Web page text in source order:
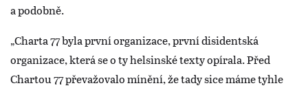
a podobně.
„Charta 77 byla první organizace, první disidentská
organizace, která se o ty helsinské texty opírala. Před
Chartou 77 převažovalo mínění, že tady sice máme tyhle